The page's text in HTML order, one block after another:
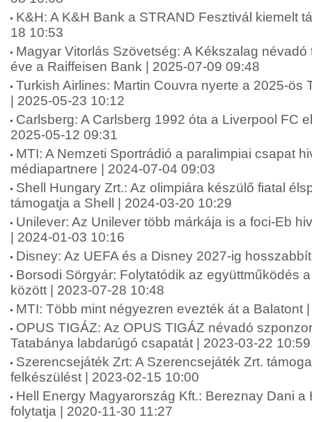
K&H: A K&H Bank a STRAND Fesztivál kiemelt
18 10:53
Magyar Vitorlás Szövetség: A Kékszalag
éve a Raiffeisen Bank | 2025-07-09 09:48
Turkish Airlines: Martin Couvra nyerte a 2025-ös
| 2025-05-23 10:12
Carlsberg: A Carlsberg 1992 óta a Liverpool FC
2025-05-12 09:31
MTI: A Nemzeti Sportrádió a paralimpiai csapat
médiapartnere | 2024-07-04 09:03
Shell Hungary Zrt.: Az olimpiára készülő fiatal
támogatja a Shell | 2024-03-20 10:29
Unilever: Az Unilever több márkája is a foci-Eb
| 2024-01-03 10:16
Disney: Az UEFA és a Disney 2027-ig
Borsodi Sörgyár: Folytatódik az együttműködés
között | 2023-07-28 10:48
MTI: Több mint négyezren evezték át a Balatont
OPUS TIGÁZ: Az OPUS TIGÁZ névadó
Tatabánya labdarúgó csapatát | 2023-03-22 10:59
Szerencsejáték Zrt: A Szerencsejáték Zrt.
felkészülést | 2023-02-15 10:00
Hell Energy Magyarország Kft.: Bereznay Dani a
folytatja | 2020-11-30 11:27